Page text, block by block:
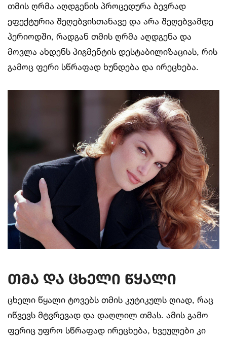
თმის ღრმა აღდგენის პროცედურა ბევრად
ეფექტურია შეღებვისთანავე და არა შეღებვამდე
პერიოდში, რადგან თმის ღრმა აღდგენა და
მოვლა ახდენს პიგმენტის დესტაბილიზაციას, რის
გამოც ფერი სწრაფად ხუნდება და ირეცხება.
თმა და ცხელი წყალი
ცხელი წყალი ტოვებს თმის კუტიკულს ღიად, რაც
იწვევს მტვრევად და დაღლილ თმას. ამის გამო
ფერიც უფრო სწრაფად ირეცხება, ხვეულები კი